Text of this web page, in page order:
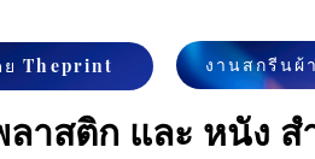
ย Theprint งานสกรีนผ้
าสติก และ หนัง ส